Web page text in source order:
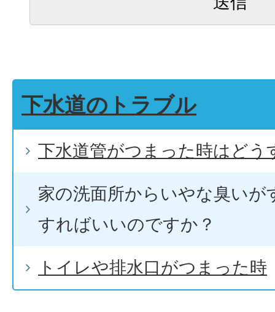
下水道のトラブル
下水道管がつまった時はどう
家の洗面所からいやな臭いが
すればいいのですか？
トイレや排水口がつまった時